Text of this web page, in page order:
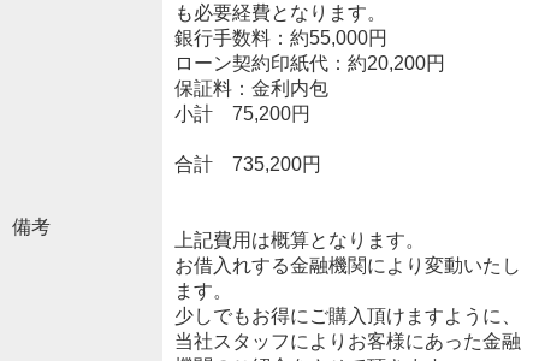
備考
も必要経費となります。
銀行手数料：約55,000円
ローン契約印紙代：約20,200円
保証料：金利内包
小計 75,200円
合計 735,200円
上記費用は概算となります。
お借入れする金融機関により変動いたし
ます。
少しでもお得にご購入頂けますように、
当社スタッフによりお客様にあった金融